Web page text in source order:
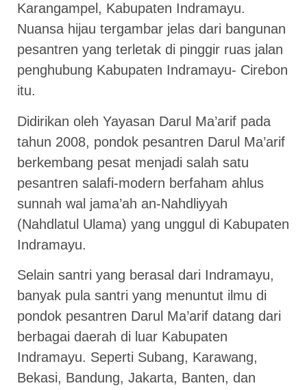
Karangampel, Kabupaten Indramayu.
Nuansa hijau tergambar jelas dari bangunan
pesantren yang terletak di pinggir ruas jalan
penghubung Kabupaten Indramayu- Cirebon
itu.
Didirikan oleh Yayasan Darul Ma’arif pada
tahun 2008, pondok pesantren Darul Ma’arif
berkembang pesat menjadi salah satu
pesantren salafi-modern berfaham ahlus
sunnah wal jama’ah an-Nahdliyyah
(Nahdlatul Ulama) yang unggul di Kabupaten
Indramayu.
Selain santri yang berasal dari Indramayu,
banyak pula santri yang menuntut ilmu di
pondok pesantren Darul Ma’arif datang dari
berbagai daerah di luar Kabupaten
Indramayu. Seperti Subang, Karawang,
Bekasi, Bandung, Jakarta, Banten, dan